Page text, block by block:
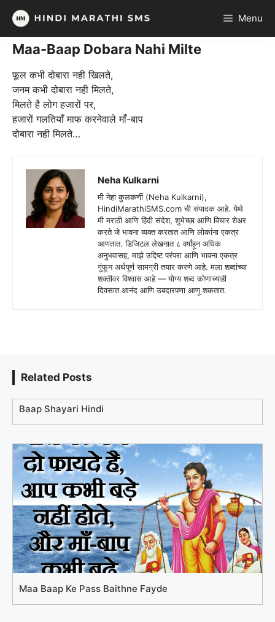
Skip
content
Menu
Maa-Baap Dobara Nahi Milte
फूल कभी दोबारा नही खिलते,
जनम कभी दोबारा नही मिलते,
मिलते है लोग हजारों पर,
हजारों गलतियाँ माफ करनेवाले माँ-बाप
दोबारा नही मिलते…
Neha Kulkarni
मी नेहा कुलकर्णी (Neha Kulkarni),
HindiMarathiSMS.com ची संपादक आहे. येथे
मी मराठी आणि हिंदी संदेश, शुभेच्छा आणि विचार शेअर
करते जे भावना व्यक्त करतात आणि लोकांना एकत्र
आणतात. डिजिटल लेखनात ८ वर्षांहून अधिक
अनुभवासह, माझे उद्दिष्ट परंपरा आणि भावना एकत्र
गुंफून अर्थपूर्ण सामग्री तयार करणे आहे. मला शब्दांच्या
शक्तीवर विश्वास आहे — योग्य शब्द कोणाच्याही
दिवसात आनंद आणि उबदारपणा आणू शकतात.
Related Posts
Baap Shayari Hindi
Maa Baap Ke Pass Baithne Fayde